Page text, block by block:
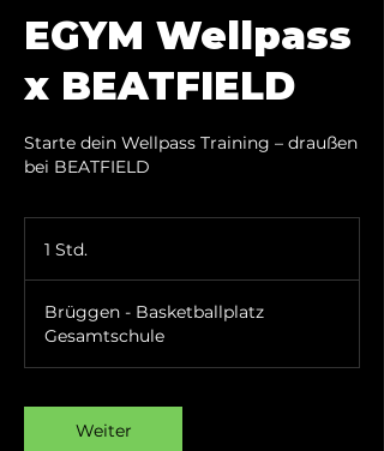
EGYM Wellpass
x BEATFIELD
Starte dein Wellpass Training – draußen
bei BEATFIELD
1 Std.
d
Brüggen - Basketballplatz
Gesamtschule
Weiter